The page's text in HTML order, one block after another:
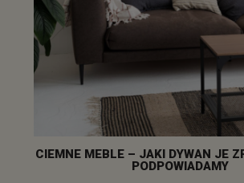
CIEMNE MEBLE – JAKI DYWAN JE
PODPOWIADAMY